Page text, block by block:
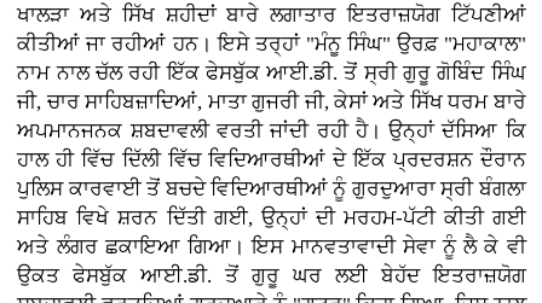
ਖਾਲੜਾ ਅਤੇ ਸਿੱਖ ਸ਼ਹੀਦਾਂ ਬਾਰੇ ਲਗਾਤਾਰ ਇਤਰਾਜ਼ਯੋਗ ਟਿੱਪਣੀਆਂ
ਕੀਤੀਆਂ ਜਾ ਰਹੀਆਂ ਹਨ। ਇਸੇ ਤਰ੍ਹਾਂ "ਮੰਨੂ ਸਿੰਘ" ਉਰਫ਼ "ਮਹਾਕਾਲ"
ਨਾਮ ਨਾਲ ਚੱਲ ਰਹੀ ਇੱਕ ਫੇਸਬੁੱਕ ਆਈ.ਡੀ. ਤੋਂ ਸ੍ਰੀ ਗੁਰੂ ਗੋਬਿੰਦ ਸਿੰਘ
ਜੀ, ਚਾਰ ਸਾਹਿਬਜ਼ਾਦਿਆਂ, ਮਾਤਾ ਗੁਜਰੀ ਜੀ, ਕੇਸਾਂ ਅਤੇ ਸਿੱਖ ਧਰਮ ਬਾਰੇ
ਅਪਮਾਨਜਨਕ ਸ਼ਬਦਾਵਲੀ ਵਰਤੀ ਜਾਂਦੀ ਰਹੀ ਹੈ। ਉਨ੍ਹਾਂ ਦੱਸਿਆ ਕਿ
ਹਾਲ ਹੀ ਵਿੱਚ ਦਿੱਲੀ ਵਿੱਚ ਵਿਦਿਆਰਥੀਆਂ ਦੇ ਇੱਕ ਪ੍ਰਦਰਸ਼ਨ ਦੌਰਾਨ
ਪੁਲਿਸ ਕਾਰਵਾਈ ਤੋਂ ਬਚਦੇ ਵਿਦਿਆਰਥੀਆਂ ਨੂੰ ਗੁਰਦੁਆਰਾ ਸ੍ਰੀ ਬੰਗਲਾ
ਸਾਹਿਬ ਵਿਖੇ ਸ਼ਰਨ ਦਿੱਤੀ ਗਈ, ਉਨ੍ਹਾਂ ਦੀ ਮਰਹਮ-ਪੱਟੀ ਕੀਤੀ ਗਈ
ਅਤੇ ਲੰਗਰ ਛਕਾਇਆ ਗਿਆ। ਇਸ ਮਾਨਵਤਾਵਾਦੀ ਸੇਵਾ ਨੂੰ ਲੈ ਕੇ ਵੀ
ਉਕਤ ਫੇਸਬੁੱਕ ਆਈ.ਡੀ. ਤੋਂ ਗੁਰੂ ਘਰ ਲਈ ਬੇਹੱਦ ਇਤਰਾਜ਼ਯੋਗ